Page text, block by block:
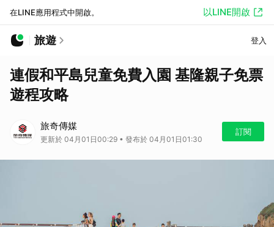
在LINE應用程式中開啟。 以LINE開啟
旅遊 登入
連假和平島兒童免費入園 基隆親子免票
遊程攻略
旅奇傳媒
更新於 04月01日00:29 • 發布於 04月01日01:30
訂閱